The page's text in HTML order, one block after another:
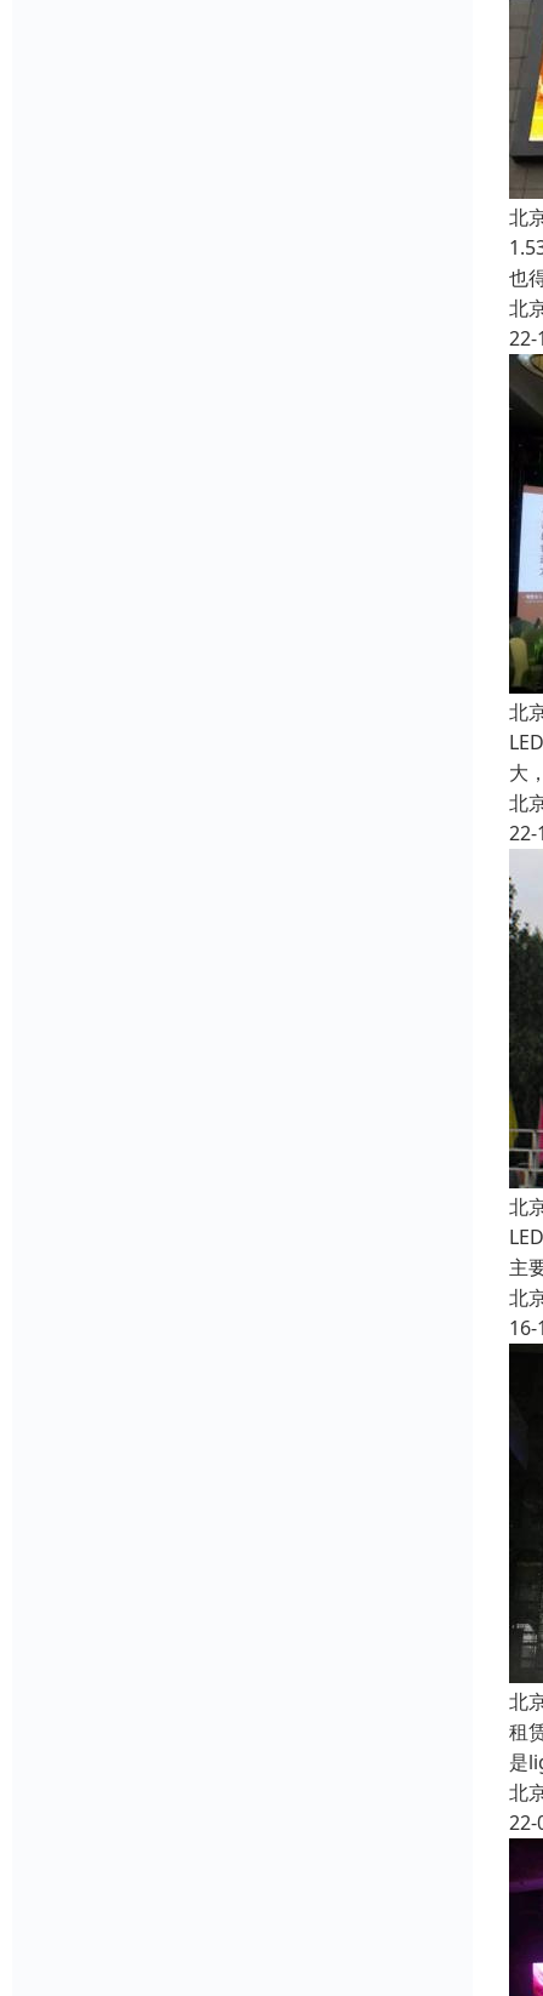
北
也
北
22-
北
大
北
22-
北
主
北
16-
北
租
是
北
22-